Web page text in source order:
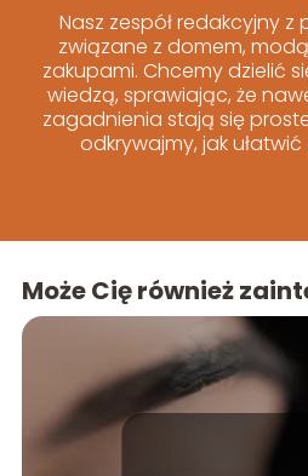
Nasz zespół redakcyjny
związane z domem,
zakupami. Chcemy dzielić
wiedzą, sprawiając, że
zagadnienia stają się
odkrywajmy, jak
Może Cię również